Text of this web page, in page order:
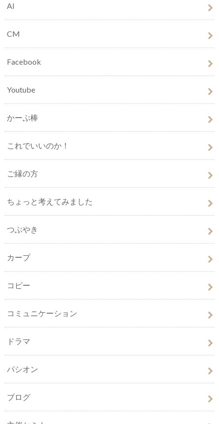
AI
CM
Facebook
Youtube
かーぷ棒
これでいいのか！
ご縁の方
ちょっと考えてみました
つぶやき
カープ
コピー
コミュニケーション
ドラマ
パシオン
ブログ